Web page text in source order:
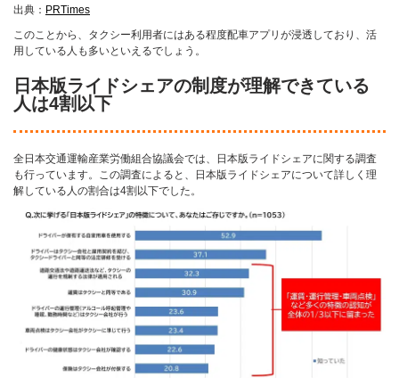
出典： PRTimes
このことから、タクシー利用者にはある程度配車アプリが浸透しており、活
用している人も多いといえるでしょう。
日本版ライドシェアの制度が理解できている
人は4割以下
全日本交通運輸産業労働組合協議会では、日本版ライドシェアに関する調査
も行っています。この調査によると、日本版ライドシェアについて詳しく理
解している人の割合は4割以下でした。